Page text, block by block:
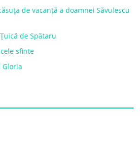
de vacanță a doamnei Săvulescu
de Spătaru
sfinte
Gloria